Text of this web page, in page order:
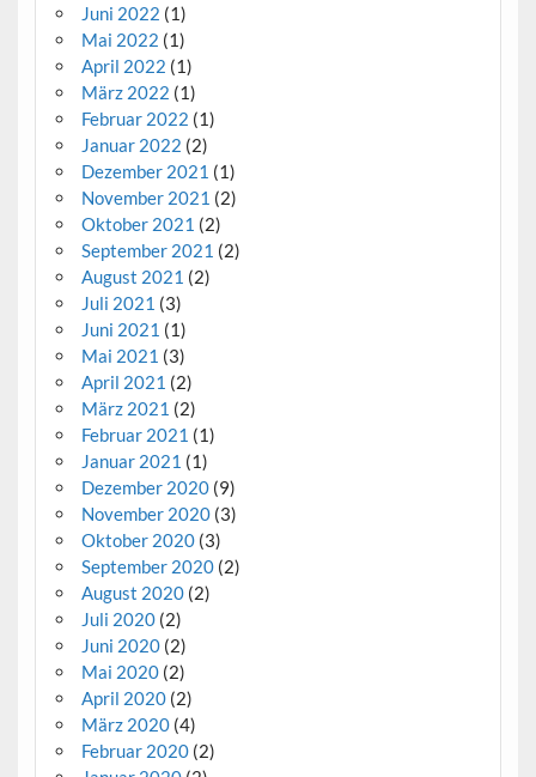
Juni 2022 (1)
Mai 2022 (1)
April 2022 (1)
März 2022 (1)
Februar 2022 (1)
Januar 2022 (2)
Dezember 2021 (1)
November 2021 (2)
Oktober 2021 (2)
September 2021 (2)
August 2021 (2)
Juli 2021 (3)
Juni 2021 (1)
Mai 2021 (3)
April 2021 (2)
März 2021 (2)
Februar 2021 (1)
Januar 2021 (1)
Dezember 2020(9)
November 2020(3)
Oktober 2020(3)
September 2020(2)
August 2020(2)
Juli 2020(2)
Juni 2020(2)
Mai 2020(2)
April 2020(2)
März 2020(4)
Februar 2020(2)